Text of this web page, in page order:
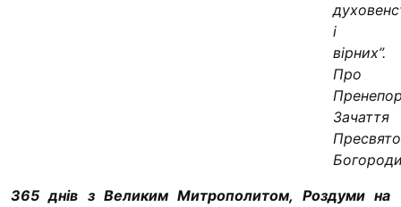
і
вірних”.
Про
Зачаття
365 днів з Великим Митрополитом, Роздуми на